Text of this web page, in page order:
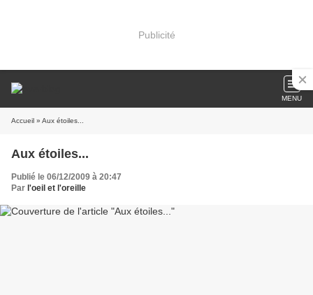
Publicité
MENU
Accueil » Aux étoiles...
Aux étoiles...
Publié le 06/12/2009 à 20:47
Par l'oeil et l'oreille